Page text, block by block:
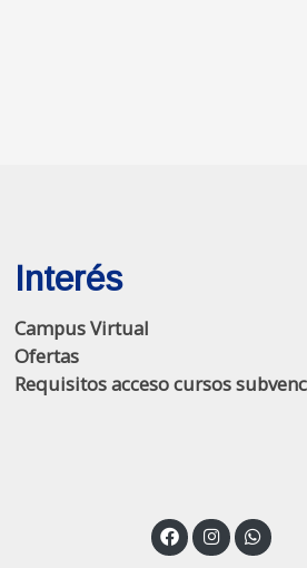
Interés
Campus Virtual
Ofertas
Requisitos acceso cursos